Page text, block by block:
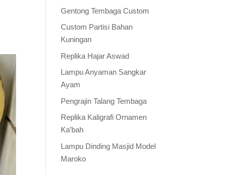
Gentong Tembaga Custom
Custom Partisi Bahan
Kuningan
Replika Hajar Aswad
Lampu Anyaman Sangkar
Ayam
Pengrajin Talang Tembaga
Replika Kaligrafi Ornamen
Ka’bah
Lampu Dinding Masjid Model
Maroko